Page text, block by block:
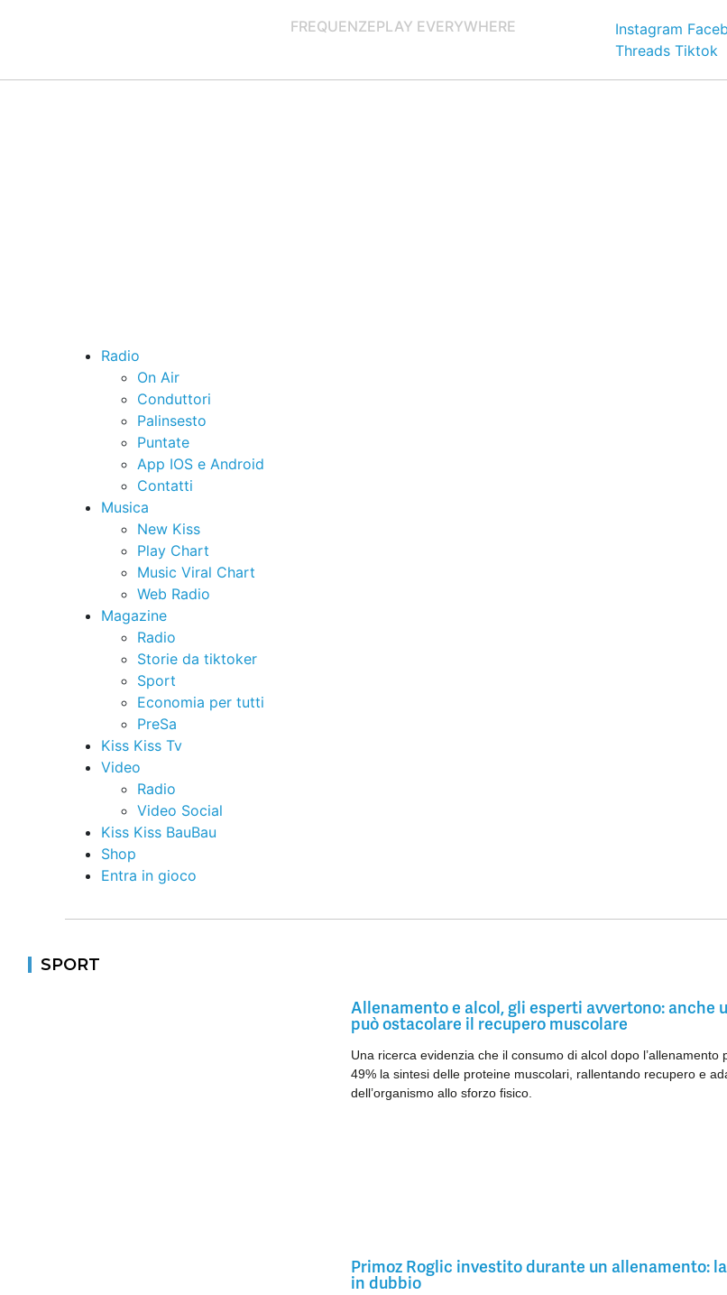
FREQUENZEPLAY EVERYWHERE Instagram
Threads Tiktok
Radio
On Air
Conduttori
Palinsesto
Puntate
App IOS e Android
Contatti
Musica
New Kiss
Play Chart
Music Viral Chart
Web Radio
Magazine
Radio
Storie da tiktoker
Sport
Economia per tutti
PreSa
Kiss Kiss Tv
Video
Radio
Video Social
Kiss Kiss BauBau
Shop
Entra in gioco
SPORT
Allenamento e alcol, gli esperti avvertono: anche
può ostacolare il recupero muscolare
Una ricerca evidenzia che il consumo di alcol dopo l’allenamento
49% la sintesi delle proteine muscolari, rallentando recupero e
dell’organismo allo sforzo fisico.
Primoz Roglic investito durante un allenamento:
in dubbio